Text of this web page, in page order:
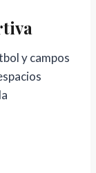
y campos